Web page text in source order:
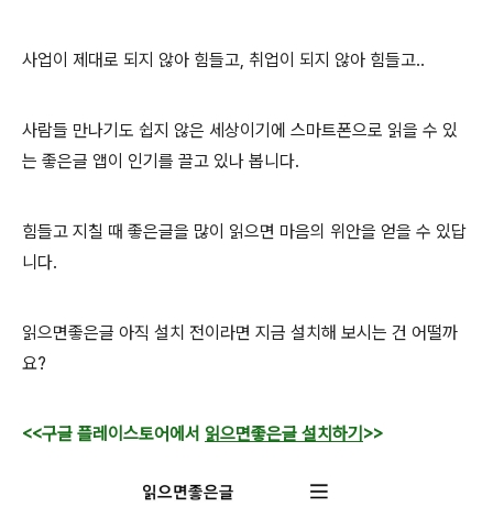
사업이 제대로 되지 않아 힘들고, 취업이 되지 않아 힘들고..
사람들 만나기도 쉽지 않은 세상이기에 스마트폰으로 읽을 수 있
는 좋은글 앱이 인기를 끌고 있나 봅니다.
힘들고 지칠 때 좋은글을 많이 읽으면 마음의 위안을 얻을 수 있답
니다.
읽으면좋은글 아직 설치 전이라면 지금 설치해 보시는 건 어떨까
요?
<<구글 플레이스토어에서 읽으면좋은글 설치하기 >>